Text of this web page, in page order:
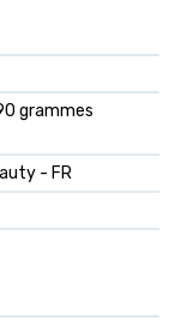
grammes
- FR